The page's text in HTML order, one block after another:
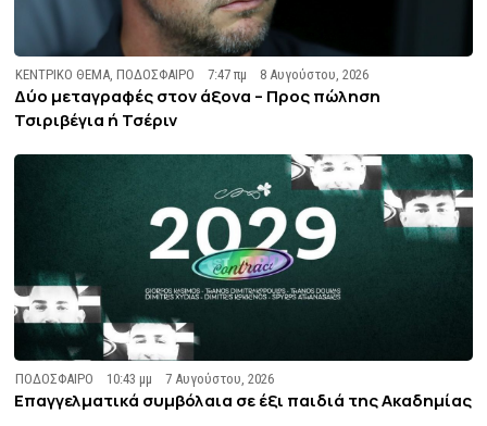
ΚΕΝΤΡΙΚΟ ΘΕΜΑ ,ΠΟΔΟΣΦΑΙΡΟ 7:47 πμ 8 Αυγούστου, 2026
Δύο μεταγραφές στον άξονα – Προς πώληση
Τσιριβέγια ή Τσέριν
ΠΟΔΟΣΦΑΙΡΟ 10:43 μμ 7 Αυγούστου, 2026
Επαγγελματικά συμβόλαια σε έξι παιδιά της Ακαδημίας